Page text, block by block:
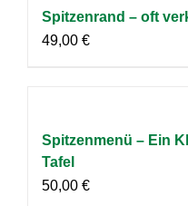
Spitzenrand – oft
49,00 €
Spitzenmenü – Ein
Tafel
50,00 €